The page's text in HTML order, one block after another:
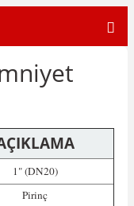
1" (DN20)
Pirinç